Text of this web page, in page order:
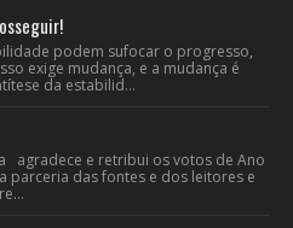
podem sufocar o progresso,
exige mudança, e a mudança é
da estabilid...
agradece e retribui os votos de Ano
parceria das fontes e dos leitores e